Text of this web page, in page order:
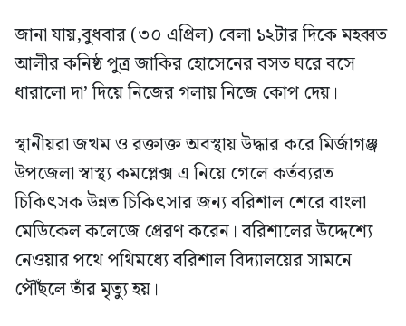
জানা যায়,বুধবার (৩০ এপ্রিল) বেলা ১২টার দিকে মহব্বত
আলীর কনিষ্ঠ পুত্র জাকির হোসেনের বসত ঘরে বসে
ধারালো দা’ দিয়ে নিজের গলায় নিজে কোপ দেয়।
স্থানীয়রা জখম ও রক্তাক্ত অবস্থায় উদ্ধার করে মির্জাগঞ্জ
উপজেলা স্বাস্থ্য কমপ্লেক্স এ নিয়ে গেলে কর্তব্যরত
চিকিৎসক উন্নত চিকিৎসার জন্য বরিশাল শেরে বাংলা
মেডিকেল কলেজে প্রেরণ করেন। বরিশালের উদ্দেশ্যে
নেওয়ার পথে পথিমধ্যে বরিশাল বিদ্যালয়ের সামনে
পৌঁছলে তাঁর মৃত্যু হয়।